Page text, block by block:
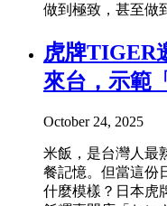
做到極致，甚至做
虎牌TIGER
來台，示範
October 24, 2025
米飯，是台灣人最
餐記憶。但當這份
什麼模樣？日本虎